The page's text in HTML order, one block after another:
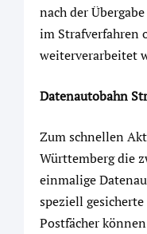
nach der
im Strafverfahren
weiterverarbeitet
Datenautobahn
Zum schnellen
Württemberg die
einmalige
speziell
Postfächer